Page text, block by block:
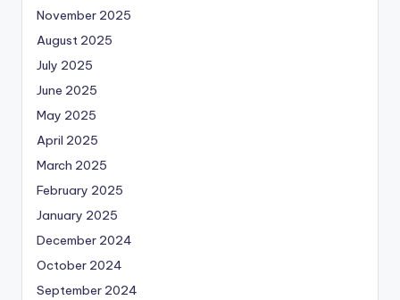
November 2025
August 2025
July 2025
June 2025
May 2025
April 2025
March 2025
February 2025
January 2025
December 2024
October 2024
September 2024